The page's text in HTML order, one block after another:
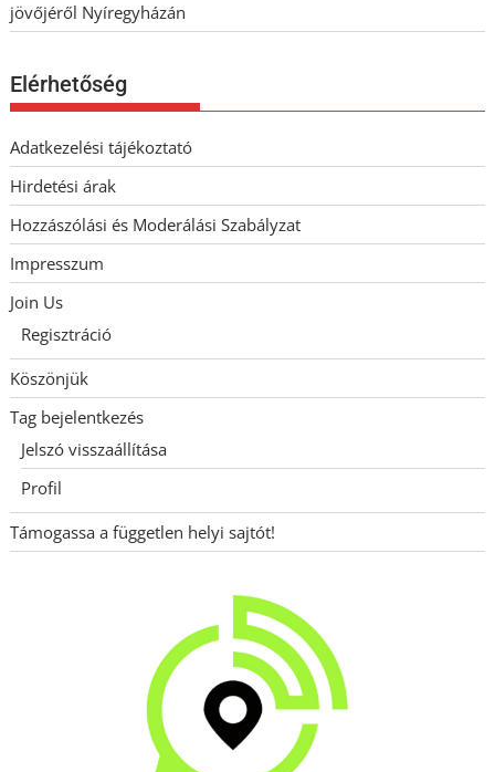
jövőjéről Nyíregyházán
Elérhetőség
Adatkezelési tájékoztató
Hirdetési árak
Hozzászólási és Moderálási Szabályzat
Impresszum
Join Us
Regisztráció
Köszönjük
Tag bejelentkezés
Jelszó visszaállítása
Profil
Támogassa a független helyi sajtót!